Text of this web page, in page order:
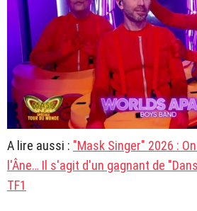
A lire aussi : "Mask Singer" 2026 :
l'Âne… Il s'agit d'un gagnant de
TF1